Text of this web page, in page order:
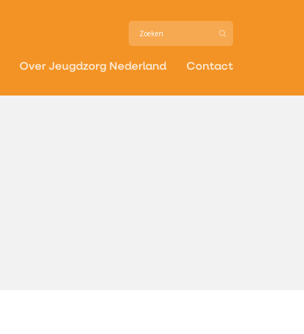
Over Jeugdzorg Nederland Contact